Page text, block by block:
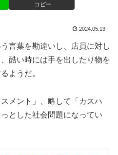
コピー
2024.05.13
言葉を勘違いし、店員に対し
酷い時には手を出したり物を
ようだ。
メント」、略して「カスハ
とした社会問題になってい